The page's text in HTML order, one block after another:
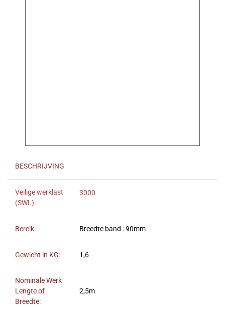
BESCHRIJVING
Veilige werklast
(SWL):
3000
Bereik: Breedte band : 90mm
Gewicht in KG: 1,6
Nominale Werk
Lengte of
Breedte:
2,5m